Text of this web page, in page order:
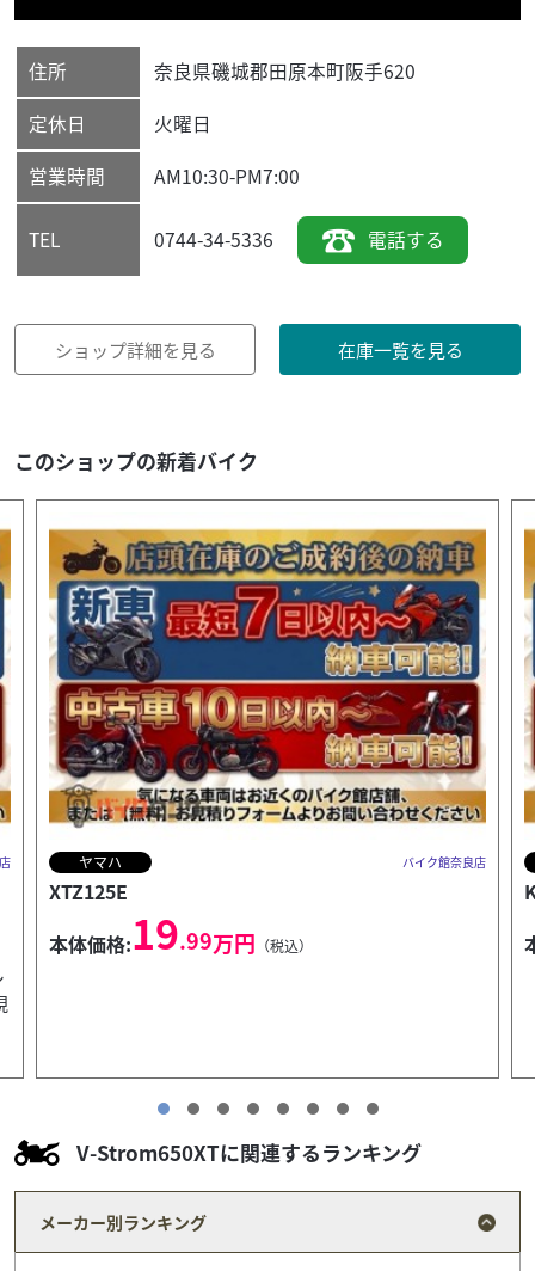
住所 奈良県磯城郡田原本町阪手620
定休日
火曜日
営業時間
AM10:30-PM7:00
TEL 0744-34-5336 電話する
ショップ詳細を見る 在庫一覧を見る
このショップの新着バイク
カワサキ バイク館奈良店
KSR-2
本体価格:34.99万円 （税込）
V-Strom650XTに関連するランキング
メーカー別ランキング